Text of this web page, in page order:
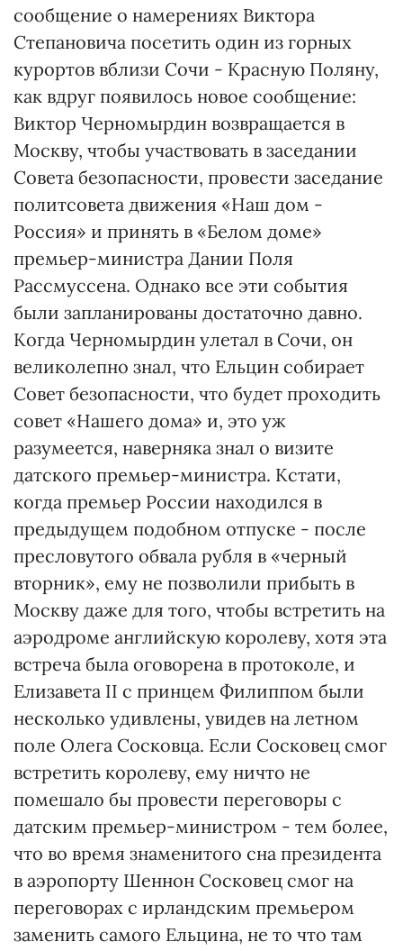
сообщение о намерениях Виктора
Степановича посетить один из горных
курортов вблизи Сочи - Красную Поляну,
как вдруг появилось новое сообщение:
Виктор Черномырдин возвращается в
Москву, чтобы участвовать в заседании
Совета безопасности, провести заседание
политсовета движения «Наш дом -
Россия» и принять в «Белом доме»
премьер-министра Дании Поля
Рассмуссена. Однако все эти события
были запланированы достаточно давно.
Когда Черномырдин улетал в Сочи, он
великолепно знал, что Ельцин собирает
Совет безопасности, что будет проходить
совет «Нашего дома» и, это уж
разумеется, наверняка знал о визите
датского премьер-министра. Кстати,
когда премьер России находился в
предыдущем подобном отпуске - после
пресловутого обвала рубля в «черный
вторник», ему не позволили прибыть в
Москву даже для того, чтобы встретить на
аэродроме английскую королеву, хотя эта
встреча была оговорена в протоколе, и
Елизавета ІІ с принцем Филиппом были
несколько удивлены, увидев на летном
поле Олега Сосковца. Если Сосковец смог
встретить королеву, ему ничто не
помешало бы провести переговоры с
датским премьер-министром - тем более,
что во время знаменитого сна президента
в аэропорту Шеннон Сосковец смог на
переговорах с ирландским премьером
заменить самого Ельцина, не то что там